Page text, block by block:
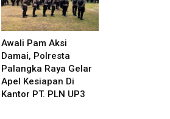
Awali Pam Aksi
Damai, Polresta
Palangka Raya Gelar
Apel Kesiapan Di
Kantor PT. PLN UP3